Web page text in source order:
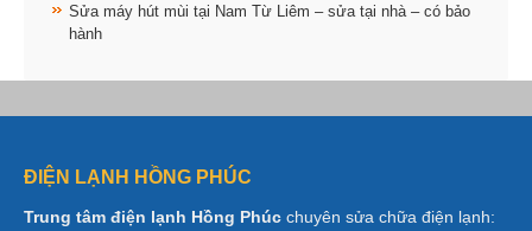
Sửa máy hút mùi tại Nam Từ Liêm – sửa tại nhà – có bảo
hành
ĐIỆN LẠNH HỒNG PHÚC
Trung tâm điện lạnh Hồng Phúc chuyên sửa chữa điện lạnh: